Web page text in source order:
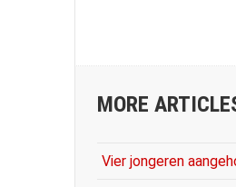
MORE
Vier jongeren